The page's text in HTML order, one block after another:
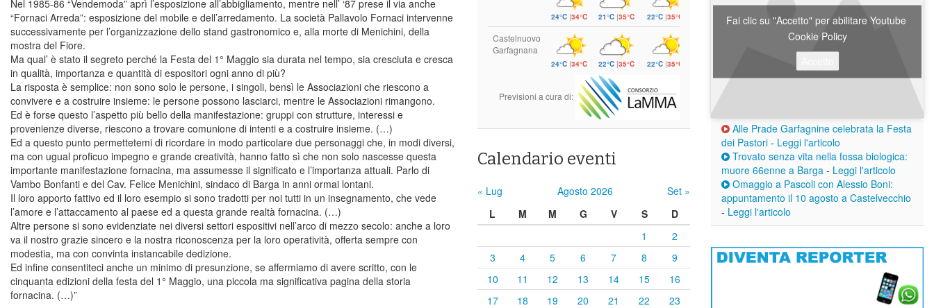
Nel 1985-86 “Vendemoda” aprì l’esposizione all’abbigliamento, mentre nell’ ‘87 prese il via anche
“Fornaci Arreda”: esposizione del mobile e dell’arredamento. La società Pallavolo Fornaci intervenne
successivamente per l’organizzazione dello stand gastronomico e, alla morte di Menichini, della
mostra del Fiore.
Ma qual’ è stato il segreto perché la Festa del 1° Maggio sia durata nel tempo, sia cresciuta e cresca
in qualità, importanza e quantità di espositori ogni anno di più?
La risposta è semplice: non sono solo le persone, i singoli, bensì le Associazioni che riescono a
convivere e a costruire insieme: le persone possono lasciarci, mentre le Associazioni rimangono.
Ed è forse questo l’aspetto più bello della manifestazione: gruppi con strutture, interessi e
provenienze diverse, riescono a trovare comunione di intenti e a costruire insieme. (…)
Ed a questo punto permettetemi di ricordare in modo particolare due personaggi che, in modi diversi,
ma con ugual proficuo impegno e grande creatività, hanno fatto sì che non solo nascesse questa
importante manifestazione fornacina, ma assumesse il significato e l’importanza attuali. Parlo di
Vambo Bonfanti e del Cav. Felice Menichini, sindaco di Barga in anni ormai lontani.
Il loro apporto fattivo ed il loro esempio si sono tradotti per noi tutti in un insegnamento, che vede
l’amore e l’attaccamento al paese ed a questa grande realtà fornacina. (…)
Altre persone si sono evidenziate nei diversi settori espositivi nell’arco di mezzo secolo: anche a loro
va il nostro grazie sincero e la nostra riconoscenza per la loro operatività, offerta sempre con
modestia, ma con convinta instancabile dedizione.
Ed infine consentiteci anche un minimo di presunzione, se affermiamo di avere scritto, con le
cinquanta edizioni della festa del 1° Maggio, una piccola ma significativa pagina della storia
fornacina. (…)”
24°C |34°C 21°C |35°C 22°C |35°C
Castelnuovo
Garfagnana
24°C |34°C 22°C |35°C 22°C |35°C
Previsioni a cura di:
Calendario eventi
« Lug Agosto 2026
Set »
L
M M G V S
D
1
2
3
4 5 6 7 8
9
10
11 12 13 14 15
16
17
18 19 20 21 22
23
Fai clic su "Accetto" per abilitare Youtube
Cookie Policy
Alle Prade Garfagnine celebrata la Festa
dei Pastori - Leggi l'articolo
Trovato senza vita nella fossa biologica:
muore 66enne a Barga - Leggi l'articolo
Omaggio a Pascoli con Alessio Boni:
appuntamento il 10 agosto a Castelvecchio
- Leggi l'articolo